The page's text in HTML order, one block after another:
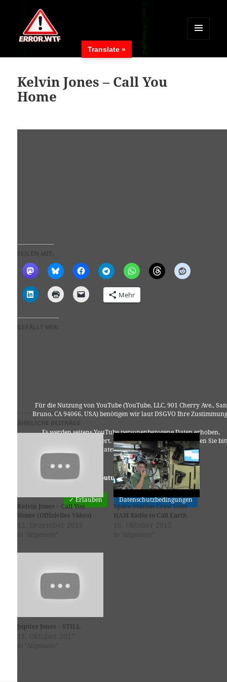
MENÜ
WIDGETS
Kelvin Jones – Call You
Home
Für die Nutzung von YouTube (YouTube, LLC, 901 Cherry Ave., San
Bruno, CA 94066, USA) benötigen wir laut DSGVO Ihre
Es werden seitens YouTube personenbezogene Daten erhoben,
verarbeitet und gespeichert. Welche Daten genau entnehmen Sie
den Datenschutzbedingungen.
Youtubeist deaktiviert.
✓ Erlauben Datenschutzbedingungen
Mehr
Kelvin Jones – Call You
Home (Offizielles Video)
Space Station Crew Uses
HAM Radio to Call Earth
Jupiter Jones – STILL
Translate »